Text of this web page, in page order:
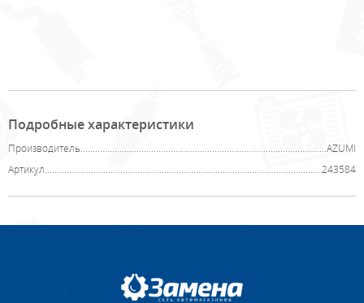
Подробные характеристики
Производитель
AZUMI
Артикул
243584